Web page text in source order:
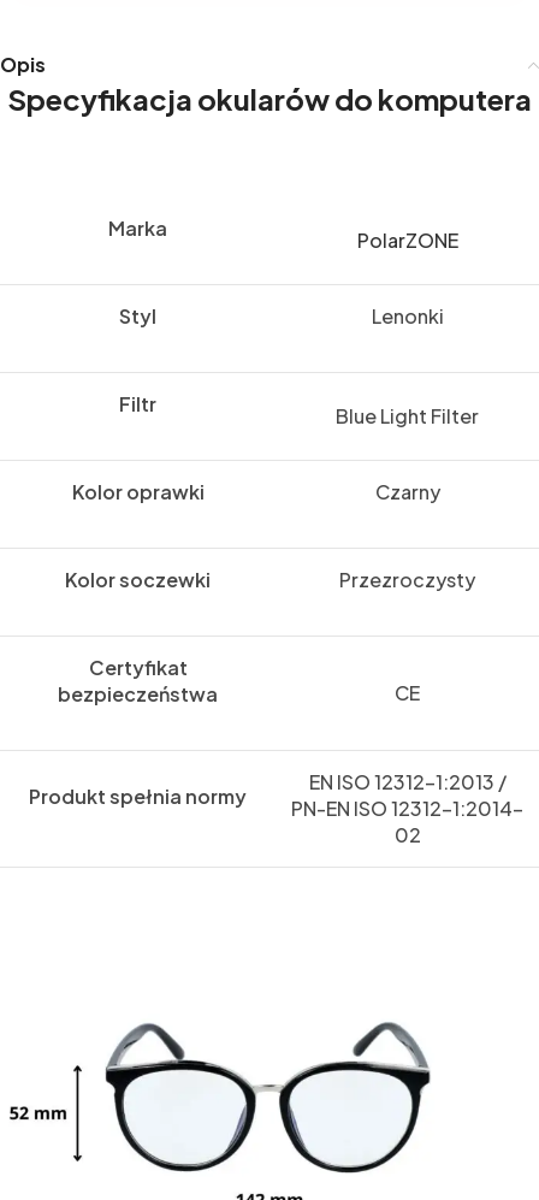
Opis
Specyfikacja okularów do komputera
Marka PolarZONE
Styl Lenonki
Filtr Blue Light Filter
Kolor oprawki Czarny
Kolor soczewki Przezroczysty
Certyfikat
bezpieczeństwa
CE
Produkt spełnia normy
EN ISO 12312-1:2013 /
PN-EN ISO 12312-1:2014-
02